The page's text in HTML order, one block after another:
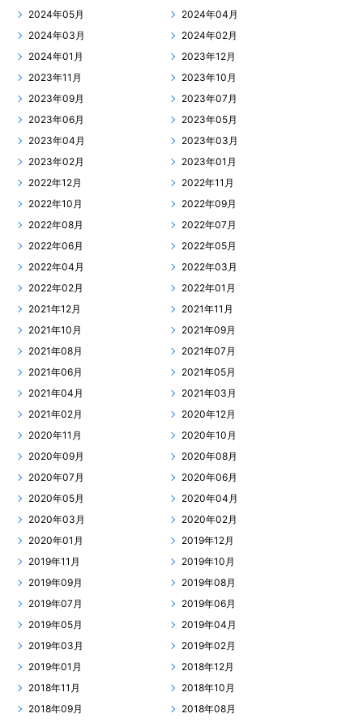
2024年05月
2024年04月
2024年03月
2024年02月
2024年01月
2023年12月
2023年11月
2023年10月
2023年09月
2023年07月
2023年06月
2023年05月
2023年04月
2023年03月
2023年02月
2023年01月
2022年12月
2022年11月
2022年10月
2022年09月
2022年08月
2022年07月
2022年06月
2022年05月
2022年04月
2022年03月
2022年02月
2022年01月
2021年12月
2021年11月
2021年10月
2021年09月
2021年08月
2021年07月
2021年06月
2021年05月
2021年04月
2021年03月
2021年02月
2020年12月
2020年11月
2020年10月
2020年09月
2020年08月
2020年07月
2020年06月
2020年05月
2020年04月
2020年03月
2020年02月
2020年01月
2019年12月
2019年11月
2019年10月
2019年09月
2019年08月
2019年07月
2019年06月
2019年05月
2019年04月
2019年03月
2019年02月
2019年01月
2018年12月
2018年11月
2018年10月
2018年09月
2018年08月